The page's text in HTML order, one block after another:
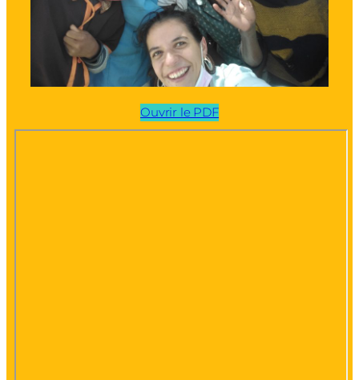
Ouvrir le PDF